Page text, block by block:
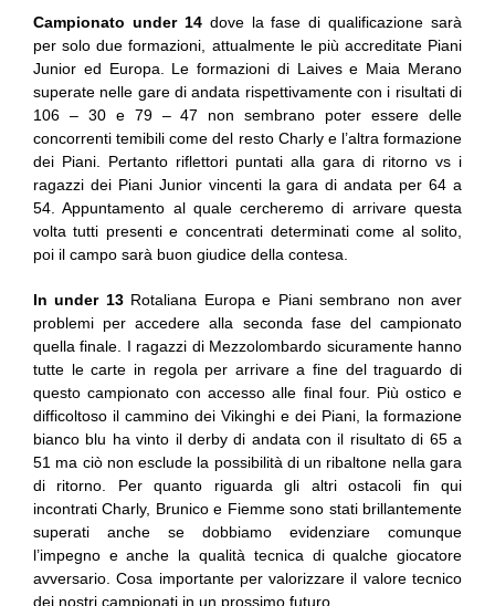
Campionato under 14dove la fase di qualificazione sarà
per solo due formazioni, attualmente le più accreditate Piani
Junior ed Europa. Le formazioni di Laives e Maia Merano
superate nelle gare di andata rispettivamente con i risultati di
106 – 30 e 79 – 47 non sembrano poter essere delle
concorrenti temibili come del resto Charly e l’altra formazione
dei Piani. Pertanto riflettori puntati alla gara di ritorno vs i
ragazzi dei Piani Junior vincenti la gara di andata per 64 a
54. Appuntamento al quale cercheremo di arrivare questa
volta tutti presenti e concentrati determinati come al solito,
poi il campo sarà buon giudice della contesa.
In under 13Rotaliana Europa e Piani sembrano non aver
problemi per accedere alla seconda fase del campionato
quella finale. I ragazzi di Mezzolombardo sicuramente hanno
tutte le carte in regola per arrivare a fine del traguardo di
questo campionato con accesso alle final four. Più ostico e
difficoltoso il cammino dei Vikinghi e dei Piani, la formazione
bianco blu ha vinto il derby di andata con il risultato di 65 a
51 ma ciò non esclude la possibilità di un ribaltone nella gara
di ritorno. Per quanto riguarda gli altri ostacoli fin qui
incontrati Charly, Brunico e Fiemme sono stati brillantemente
superati anche se dobbiamo evidenziare comunque
l’impegno e anche la qualità tecnica di qualche giocatore
avversario. Cosa importante per valorizzare il valore tecnico
dei nostri campionati in un prossimo futuro.